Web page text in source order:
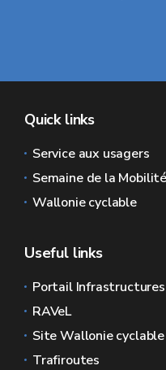
Quick links
Service aux usagers
Semaine de la Mobilité
Wallonie cyclable
Useful links
Portail Infrastructures
RAVeL
Site Wallonie cyclable
Trafiroutes